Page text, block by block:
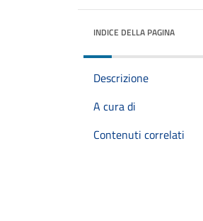
INDICE DELLA PAGINA
Descrizione
A cura di
Contenuti correlati